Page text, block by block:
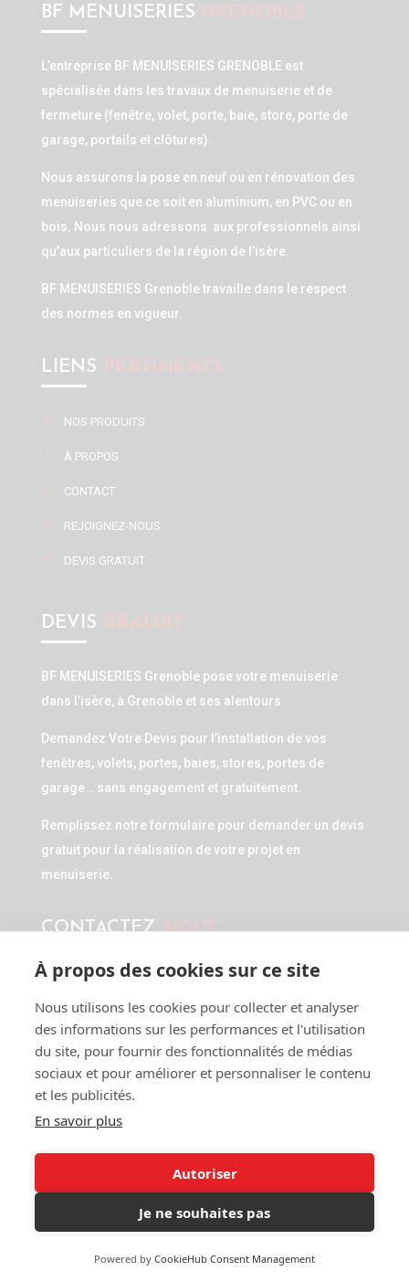
À propos des cookies sur ce site
Nous utilisons les cookies pour collecter et analyser
des informations sur les performances et l'utilisation
du site, pour fournir des fonctionnalités de médias
sociaux et pour améliorer et personnaliser le contenu
et les publicités.
En savoir plus
Autoriser
Je ne souhaites pas
Powered by CookieHub Consent Management
BF MENUISERIES GRENOBLE
L’entreprise BF MENUISERIES GRENOBLE est
spécialisée dans les travaux de menuiserie et de
fermeture (fenêtre, volet, porte, baie, store, porte de
garage, portails et clôtures).
Nous assurons la pose en neuf ou en rénovation des
menuiseries que ce soit en aluminium, en PVC ou en
bois. Nous nous adressons aux professionnels ainsi
qu’aux particuliers de la région de l’isère.
BF MENUISERIES Grenoble travaille dans le respect
des normes en vigueur.
LIENS PERTINENTS
NOS PRODUITS
À PROPOS
CONTACT
REJOIGNEZ-NOUS
DEVIS GRATUIT
DEVIS GRATUIT
BF MENUISERIES Grenoble pose votre menuiserie
dans l’isère, à Grenoble et ses alentours
Demandez Votre Devis pour l’installation de vos
fenêtres, volets, portes, baies, stores, portes de
garage… sans engagement et gratuitement.
Remplissez notre formulaire pour demander un devis
gratuit pour la réalisation de votre projet en
menuiserie.
CONTACTEZNOUS

BF MENUISERIES
73 AVENUE DE LA BRUYÈRE
38100 GRENOBLE
Rhône Alpes
 Tél:04 76 48 23 29
